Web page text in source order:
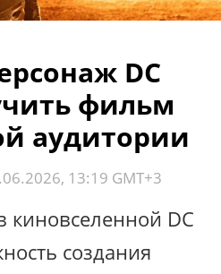
DC
фильм
аудитории
13:19 GMT+3
киновселенной DC
создания